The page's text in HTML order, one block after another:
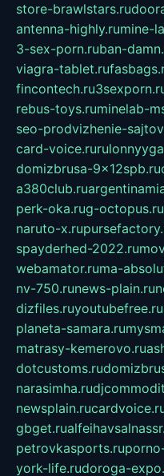
store-brawlstars.ru
antenna-highly.rumine-
3-sex-porn.ruban-
viagra-tablet.ru
fincontech.ru
rebus-toys.ruminelab-
seo-prodvizhenie-
card-voice.ru
domizbrusa-9x12spb.ru
a380club.ru
perk-oka.rug-octopus.ru
naruto-x.ru
spayderhed-2022.ru
webamator.ruma-
nv-750.runews-plain.ru
dizfiles.ruyoutubefree.ru
planeta-samara.ru
matrasy-kemerovo.ru
dotcustoms.ru
narasimha.ru
newsplain.ru
gbget.ru
petrovkasports.ru
york-life.rudoroga-